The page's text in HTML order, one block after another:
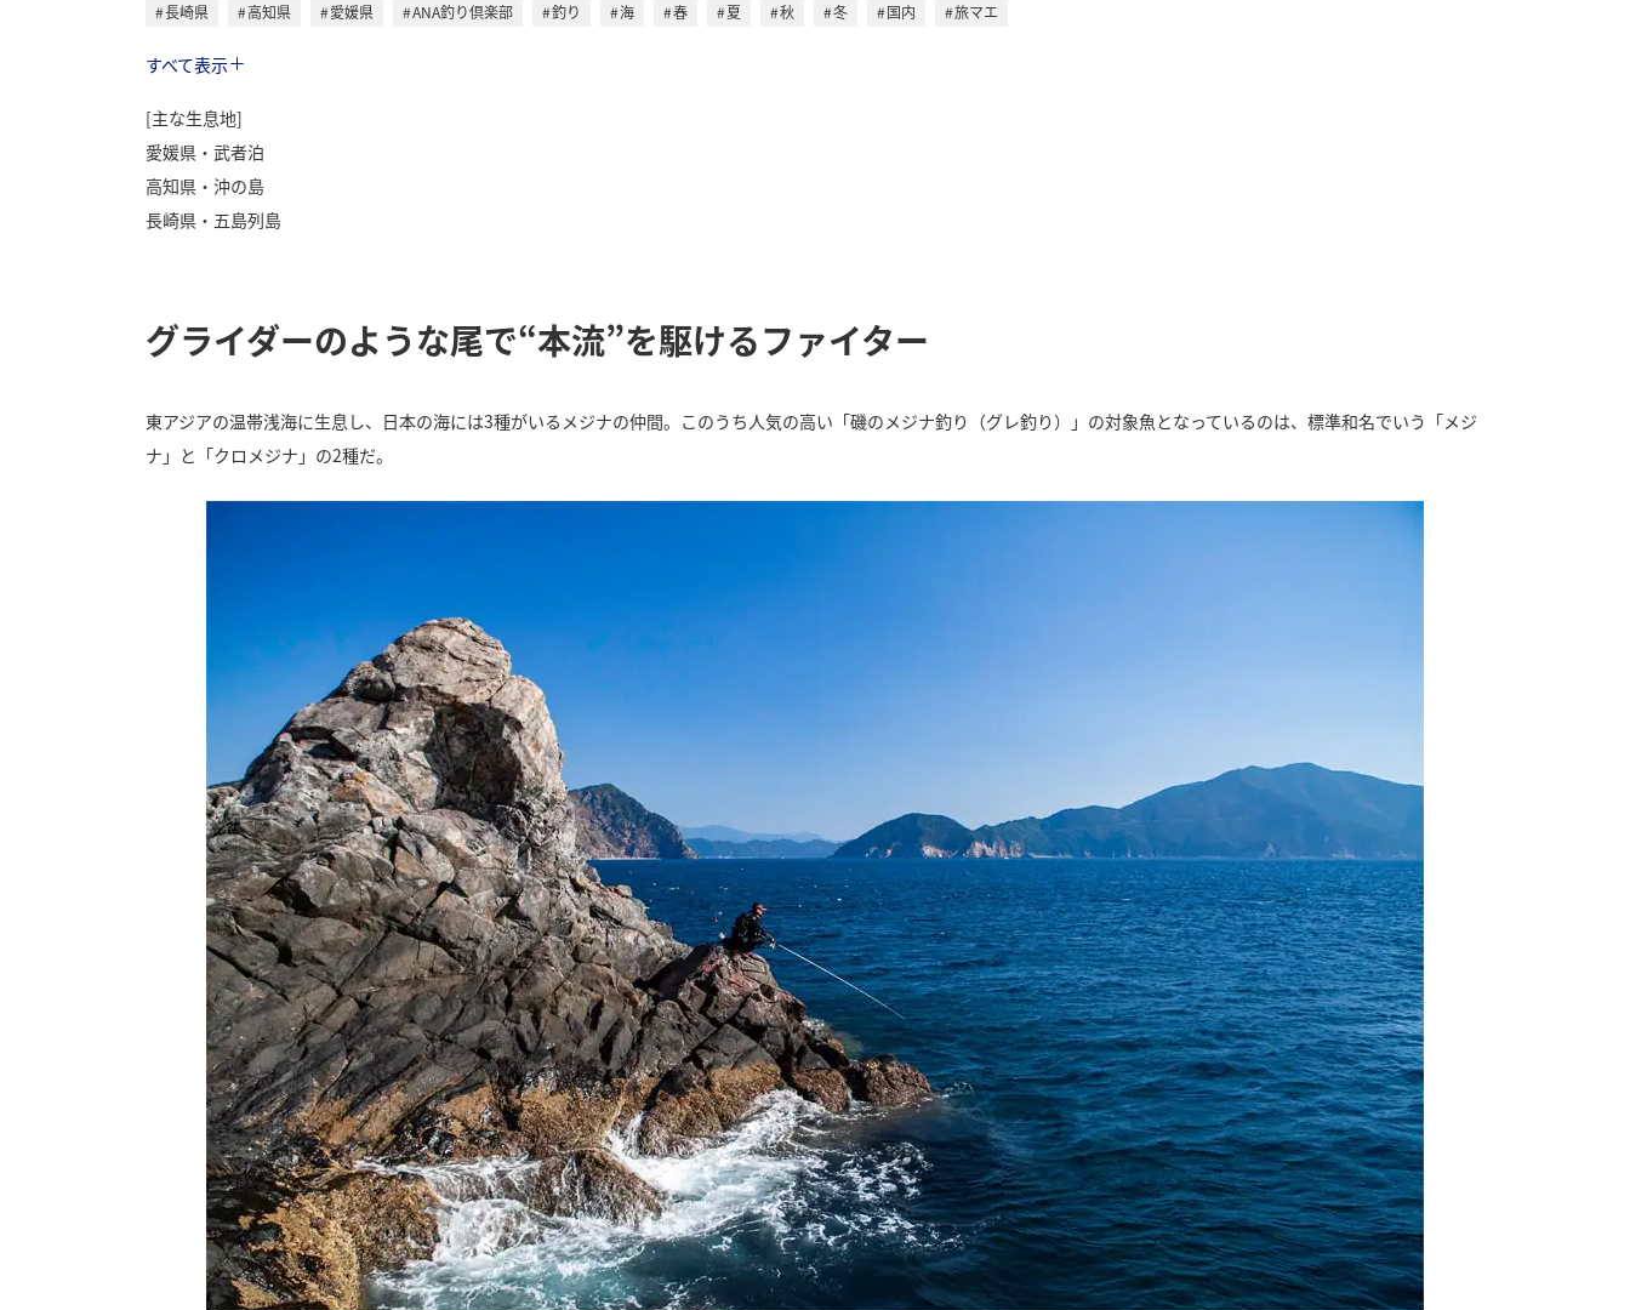
長崎県 高知県 愛媛県 ANA釣り倶楽部 釣り 海 春 夏 秋 冬 国内
旅マエ
すべて表示
[主な生息地]
愛媛県・武者泊
高知県・沖の島
長崎県・五島列島
グライダーのような尾で“本流”を駆けるファイター
東アジアの温帯浅海に生息し、日本の海には3種がいるメジナの仲間。このうち人気の高い「磯のメジナ釣り（グレ釣り）」の対象魚となっているのは、標準和名でいう「メジ
ナ」と「クロメジナ」の2種だ。